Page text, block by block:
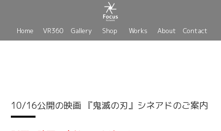
Home VR360 Gallery Shop Works About Contact
10/16公開の映画 『鬼滅の刃』シネアドのご案内